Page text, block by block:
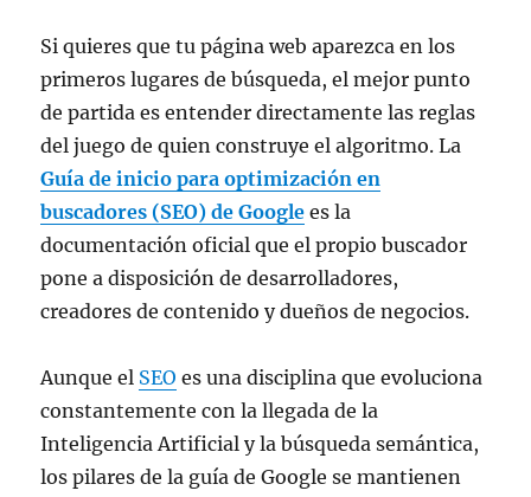
Si quieres que tu página web aparezca en los
primeros lugares de búsqueda, el mejor punto
de partida es entender directamente las reglas
del juego de quien construye el algoritmo. La
Guía de inicio para optimización en
buscadores (SEO) de Google es la
documentación oficial que el propio buscador
pone a disposición de desarrolladores,
creadores de contenido y dueños de negocios.
Aunque el SEO es una disciplina que evoluciona
constantemente con la llegada de la
Inteligencia Artificial y la búsqueda semántica,
los pilares de la guía de Google se mantienen